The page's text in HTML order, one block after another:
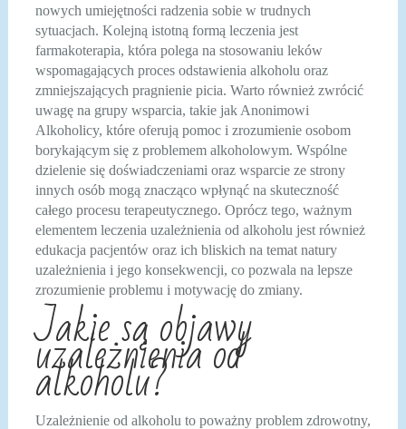
nowych umiejętności radzenia sobie w trudnych
sytuacjach. Kolejną istotną formą leczenia jest
farmakoterapia, która polega na stosowaniu leków
wspomagających proces odstawienia alkoholu oraz
zmniejszających pragnienie picia. Warto również zwrócić
uwagę na grupy wsparcia, takie jak Anonimowi
Alkoholicy, które oferują pomoc i zrozumienie osobom
borykającym się z problemem alkoholowym. Wspólne
dzielenie się doświadczeniami oraz wsparcie ze strony
innych osób mogą znacząco wpłynąć na skuteczność
całego procesu terapeutycznego. Oprócz tego, ważnym
elementem leczenia uzależnienia od alkoholu jest również
edukacja pacjentów oraz ich bliskich na temat natury
uzależnienia i jego konsekwencji, co pozwala na lepsze
zrozumienie problemu i motywację do zmiany.
Jakie są objawy
uzależnienia od
alkoholu?
Uzależnienie od alkoholu to poważny problem zdrowotny,